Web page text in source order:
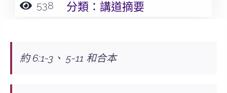
538 分類：講道摘要
約 6:1-3、 5-11 和合本